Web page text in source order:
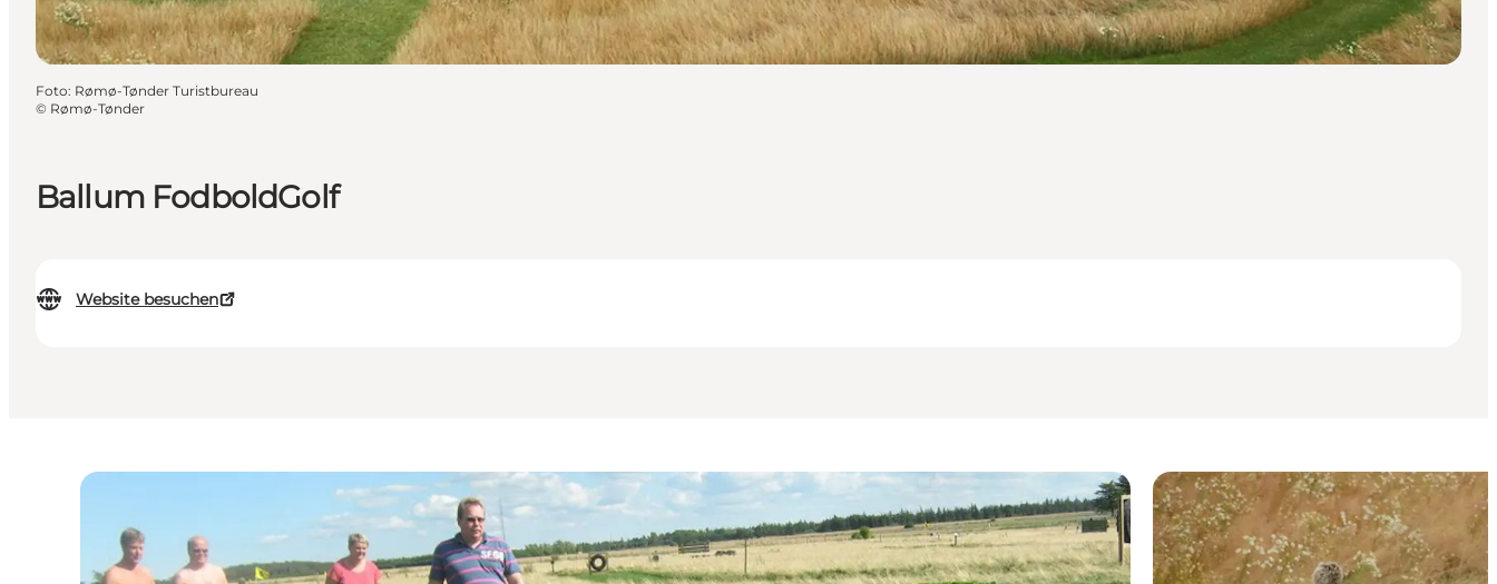
Ballum FodboldGolf
Website besuchen
Foto: Rømø-Tønder Turistbureau
© Rømø-Tønder